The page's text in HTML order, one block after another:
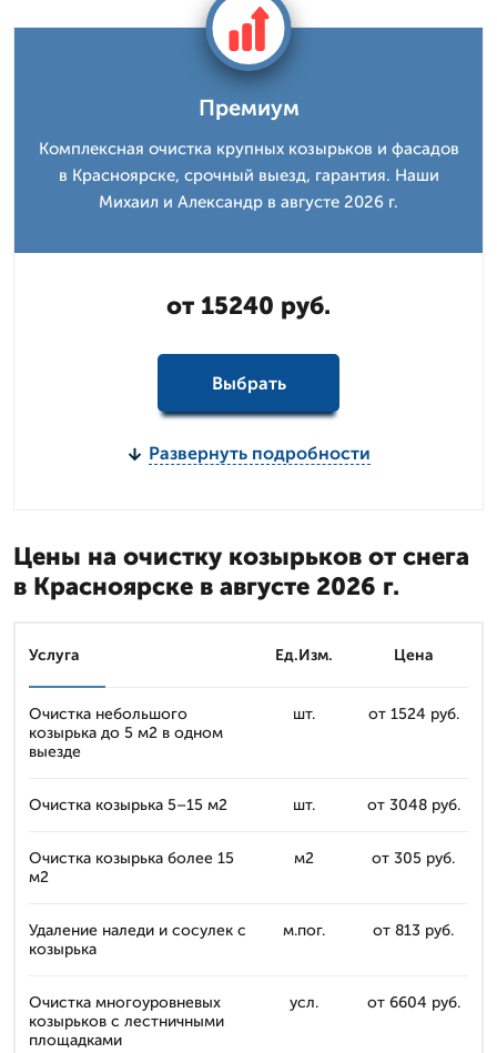
Премиум
Комплексная очистка крупных козырьков и фасадов
в Красноярске, срочный выезд, гарантия. Наши
Михаил и Александр в августе 2026 г.
от 15240 руб.
Выбрать
Развернуть подробности
Цены на очистку козырьков от снега
в Красноярске в августе 2026 г.
Услуга Ед.Изм. Цена
Очистка небольшого
козырька до 5 м2 в одном
выезде
шт. от 1524 руб.
Очистка козырька 5–15 м2 шт. от 3048 руб.
Очистка козырька более 15
м2
м2 от 305 руб.
Удаление наледи и сосулек с
козырька
м.пог. от 813 руб.
Очистка многоуровневых
козырьков с лестничными
площадками
усл. от 6604 руб.